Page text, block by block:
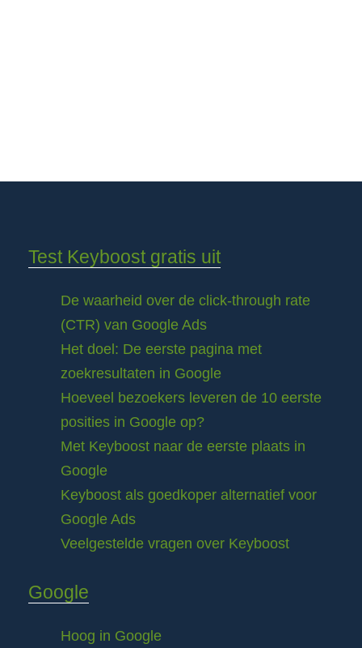
Test Keyboost gratis uit
De waarheid over de click-through rate
(CTR) van Google Ads
Het doel: De eerste pagina met
zoekresultaten in Google
Hoeveel bezoekers leveren de 10 eerste
posities in Google op?
Met Keyboost naar de eerste plaats in
Google
Keyboost als goedkoper alternatief voor
Google Ads
Veelgestelde vragen over Keyboost
Google
Hoog in Google